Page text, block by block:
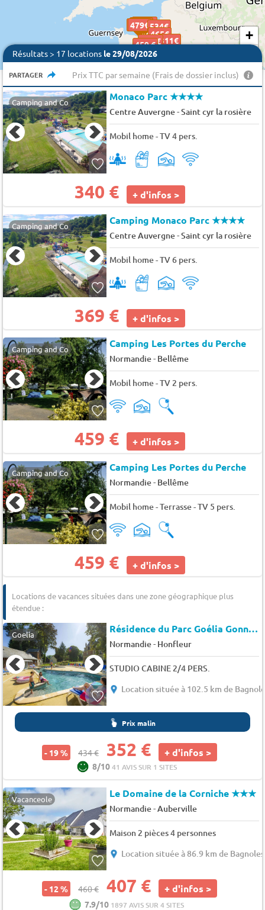
340 €
459 €
479€
523€
431€
465€
311€
534€
302€
502€
352€
415€
479€
523€
431€
465€
311€
534€
302€
502€
352€
415€
479€
+
Résultats > 17 locations le 29/08/2026
PARTAGER Prix TTC par semaine (Frais de dossier inclus)
Camping and Co Monaco Parc★★★★
Centre Auvergne-Saint cyr la rosière
Mobil home - TV 4 pers.
340 € + d'infos >
Camping and Co Camping Monaco Parc★★★★
Centre Auvergne-Saint cyr la rosière
Mobil home - TV 6 pers.
369 € + d'infos >
Camping and Co Camping Les Portes du Perche
Normandie- Bellême
Mobil home - TV 2 pers.
459 € + d'infos >
Camping and Co Camping Les Portes du Perche
Normandie- Bellême
Mobil home - Terrasse - TV 5 pers.
459 € + d'infos >
Locations de vacances situées dans une zone géographique plus
étendue :
Goelia Résidence du Parc Goélia Gonneville sur Honfleur
Normandie- Honfleur
STUDIO CABINE 2/4 PERS.
Location située à 102.5 km de
Prix malin
- 19 % 434 € 352 € + d'infos >
8/1041 AVIS SUR 1 SITES
Vacanceole Le Domaine de la Corniche★★★
Normandie-Auberville
Maison 2 pièces 4 personnes
Location située à 86.9 km de
- 12 % 460 € 407 € + d'infos >
7.9/10 1897 AVIS SUR 4 SITES